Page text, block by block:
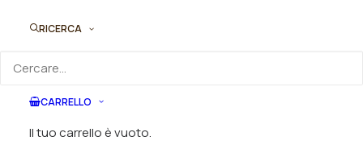
RICERCA
CARRELLO
Il tuo carrello è vuoto.